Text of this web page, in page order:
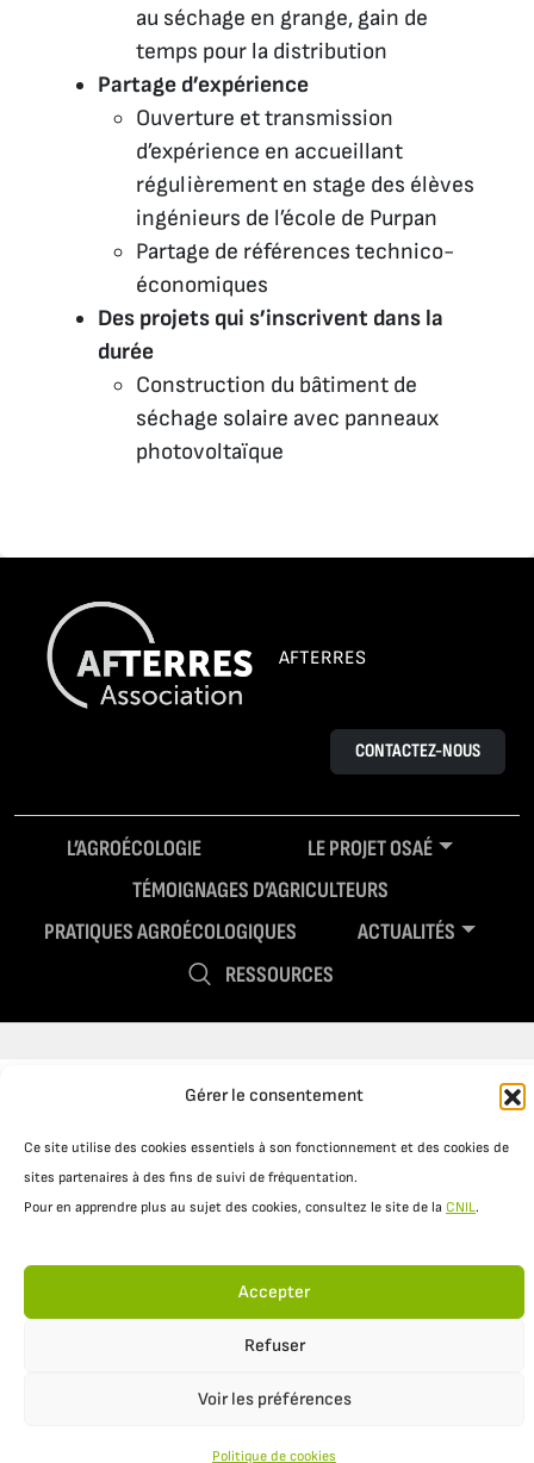
Gérer le consentement
Ce site utilise des cookies essentiels à son fonctionnement et des cookies de
sites partenaires à des fins de suivi de fréquentation.
Pour en apprendre plus au sujet des cookies, consultez le site de la CNIL.
Accepter
Refuser
Voir les préférences
Politique de cookies
au séchage en grange, gain de
temps pour la distribution
Partage d’expérience
Ouverture et transmission
d’expérience en accueillant
régulièrement en stage des élèves
ingénieurs de l’école de Purpan
Partage de références technico-
économiques
Des projets qui s’inscrivent dans la
durée
Construction du bâtiment de
séchage solaire avec panneaux
photovoltaïque
AFTERRES
CONTACTEZ-NOUS
L’AGROÉCOLOGIE
LE PROJET OSAÉ
TÉMOIGNAGES D’AGRICULTEURS
PRATIQUES AGROÉCOLOGIQUES
ACTUALITÉS
RESSOURCES